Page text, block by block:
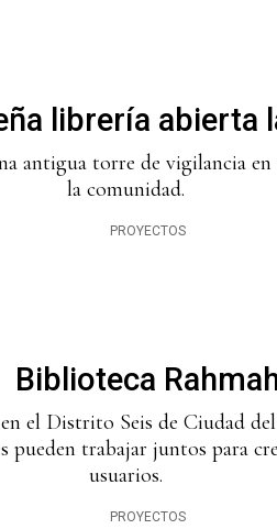
librería abierta
antigua torre de vigilancia en
la comunidad.
PROYECTOS
Biblioteca
el Distrito Seis de Ciudad
trabajar juntos para
usuarios.
PROYECTOS